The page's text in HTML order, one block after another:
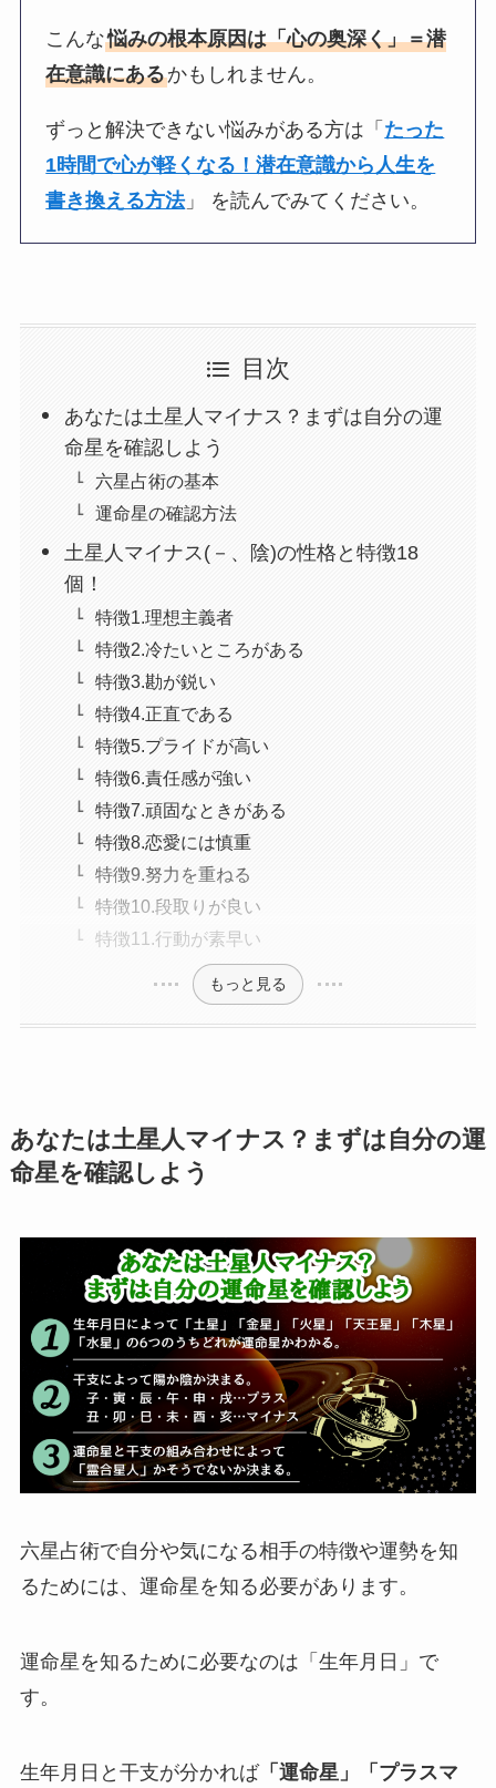
こんな悩みの根本原因は「心の奥深く」＝潜
在意識にあるかもしれません。
ずっと解決できない悩みがある方は「 たった
1時間で心が軽くなる！潜在意識から人生を
書き換える方法」 を読んでみてください。
目次
あなたは土星人マイナス？まずは自分の運
命星を確認しよう
六星占術の基本
運命星の確認方法
土星人マイナス(－、陰)の性格と特徴18
個！
特徴1.理想主義者
特徴2.冷たいところがある
特徴3.勘が鋭い
特徴4.正直である
特徴5.プライドが高い
特徴6.責任感が強い
特徴7.頑固なときがある
特徴8.恋愛には慎重
特徴9.努力を重ねる
特徴10.段取りが良い
特徴11.行動が素早い
もっと見る
あなたは土星人マイナス？まずは自分の運
命星を確認しよう
六星占術で自分や気になる相手の特徴や運勢を知
るためには、運命星を知る必要があります。
運命星を知るために必要なのは「生年月日」で
す。
生年月日と干支が分かれば「運命星」「プラスマ